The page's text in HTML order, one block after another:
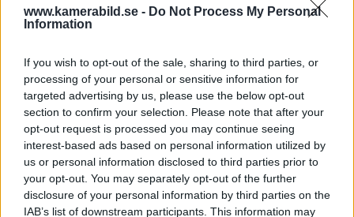
www.kamerabild.se - Do Not Process My Personal
Information
If you wish to opt-out of the sale, sharing to third parties, or
processing of your personal or sensitive information for
targeted advertising by us, please use the below opt-out
section to confirm your selection. Please note that after your
opt-out request is processed you may continue seeing
interest-based ads based on personal information utilized by
us or personal information disclosed to third parties prior to
your opt-out. You may separately opt-out of the further
disclosure of your personal information by third parties on the
IAB’s list of downstream participants. This information may
Terese Brandwold:
När det måste klicka
De fotar bröllop
över hela världen